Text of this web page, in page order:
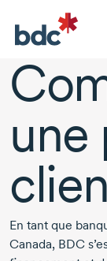
une
En tant que
Canada, BDC